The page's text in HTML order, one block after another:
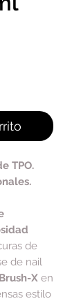
TPO.
de
de nail
X en
estilo